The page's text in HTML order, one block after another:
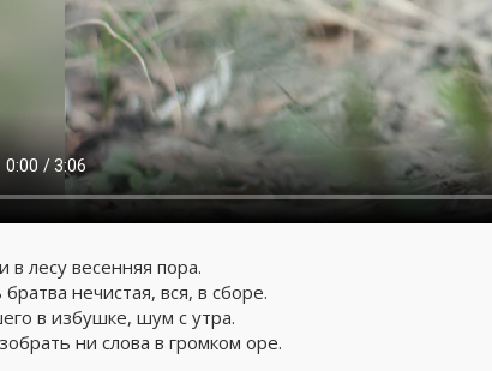
в лесу весенняя пора.
нечистая, вся, в сборе.
в избушке, шум с утра.
ни слова в громком оре.